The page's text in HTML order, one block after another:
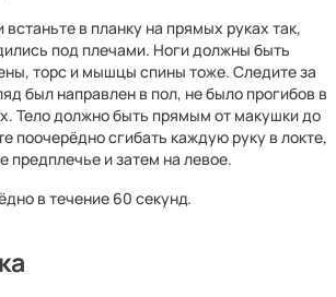
встаньте в планку на прямых руках так,
под плечами. Ноги должны быть
торс и мышцы спины тоже. Следите за
был направлен в пол, не было прогибов в
Тело должно быть прямым от макушки до
поочерёдно сгибать каждую руку в локте,
предплечье и затем на левое.
в течение 60 секунд.